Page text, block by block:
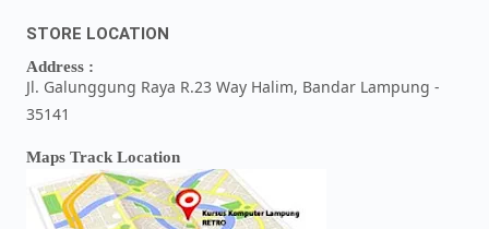
STORE LOCATION
Address :
Jl. Galunggung Raya R.23 Way Halim, Bandar Lampung -
35141
Maps Track Location